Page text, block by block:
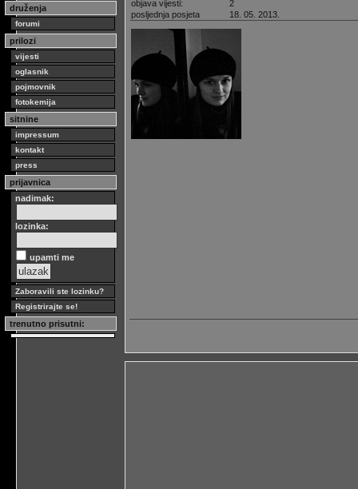
druženja
forumi
prilozi
vijesti
oglasnik
pojmovnik
fotokemija
sitnine
impressum
kontakt
press
prijavnica
nadimak:
lozinka:
upamti me
Zaboravili ste lozinku?
Registrirajte se!
trenutno prisutni:
objava vijesti:
2
posljednja posjeta
18. 05. 2013.